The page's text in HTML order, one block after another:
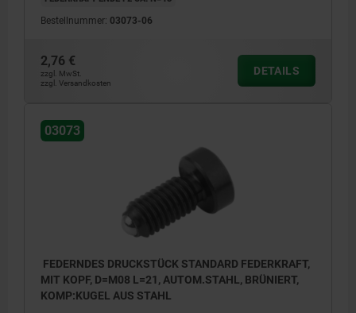
Bestellnummer: 03073-06
2,76 €
zzgl. MwSt.
zzgl. Versandkosten
DETAILS
03073
FEDERNDES DRUCKSTÜCK STANDARD FEDERKRAFT,
MIT KOPF, D=M08 L=21, AUTOM.STAHL, BRÜNIERT,
KOMP:KUGEL AUS STAHL